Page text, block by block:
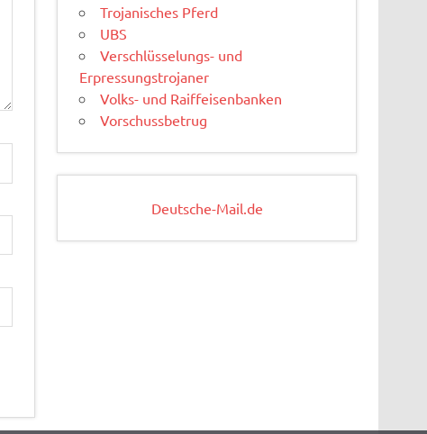
Trojanisches Pferd
UBS
Verschlüsselungs- und
Erpressungstrojaner
Volks- und Raiffeisenbanken
Vorschussbetrug
Deutsche-Mail.de